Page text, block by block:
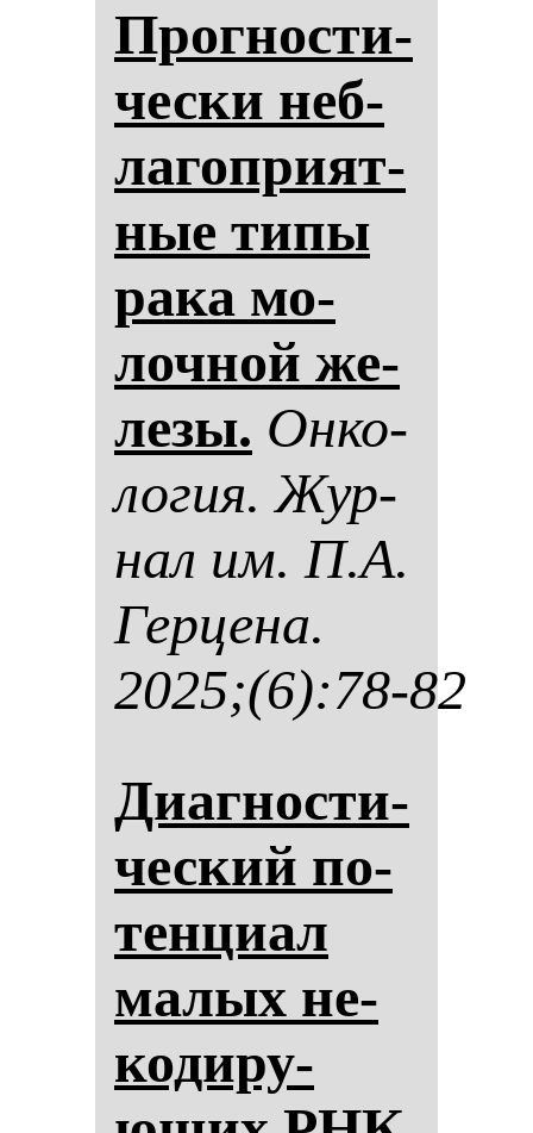
Прог­нос­ти­
чес­ки неб­
ла­гоп­ри­ят­
ные ти­пы
ра­ка мо­
лоч­ной же­
ле­зы. Он­ко­
ло­гия. Жур­
нал им. П.А.
Гер­це­на.
2025;(6):78-82
Диаг­нос­ти­
чес­кий по­
тен­ци­ал
ма­лых не­
ко­ди­ру­